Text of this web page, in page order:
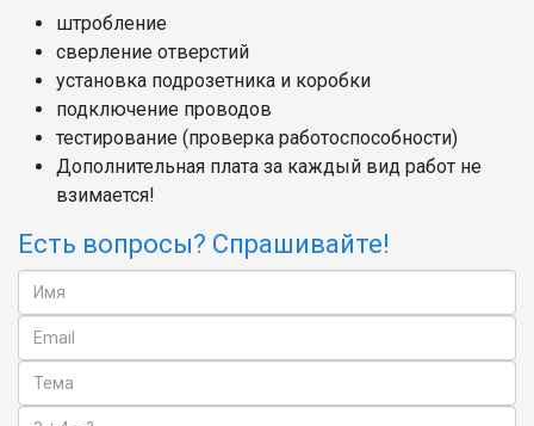
штробление
сверление отверстий
установка подрозетника и коробки
подключение проводов
тестирование (проверка работоспособности)
Дополнительная плата за каждый вид работ не
взимается!
Есть вопросы? Спрашивайте!